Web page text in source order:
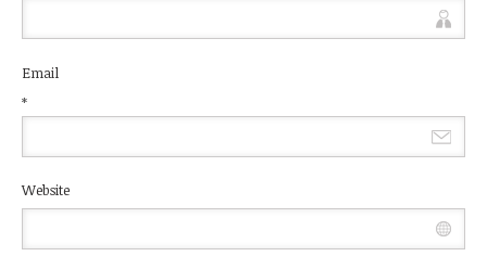
Email
*
Website